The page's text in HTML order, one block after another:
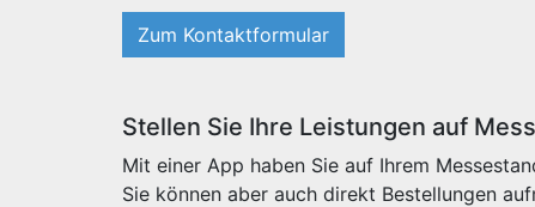
Zum Kontaktformular
Stellen Sie Ihre Leistungen auf
Mit einer App haben Sie auf Ihrem
Sie können aber auch direkt Bestellungen